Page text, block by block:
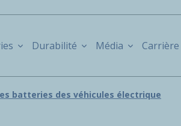
Durabilité Média Carrière
batteries des véhicules électrique